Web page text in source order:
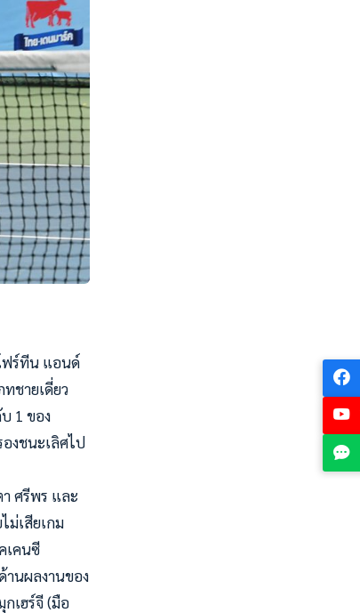
ฟร์ทีน แอนด์
ชายเดี่ยว
1 ของ
งชนะเลิศไป
ศรีพร และ
ม่เสียเกม
เคนซี
านผลงานของ
เฮร์จี (มือ